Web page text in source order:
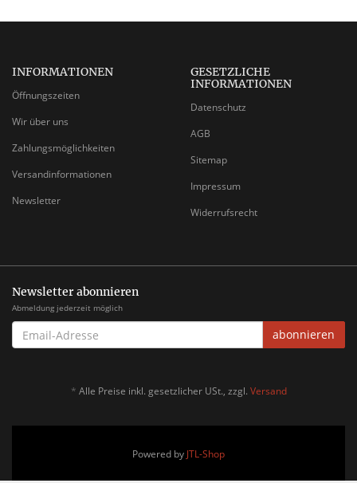
INFORMATIONEN
Öffnungszeiten
Wir über uns
Zahlungsmöglichkeiten
Versandinformationen
Newsletter
GESETZLICHE
INFORMATIONEN
Datenschutz
AGB
Sitemap
Impressum
Widerrufsrecht
Newsletter abonnieren
Abmeldung jederzeit möglich
EMAIL-
ADRESSE
abonnieren
* Alle Preise inkl. gesetzlicher USt., zzgl. Versand
Powered by JTL-Shop